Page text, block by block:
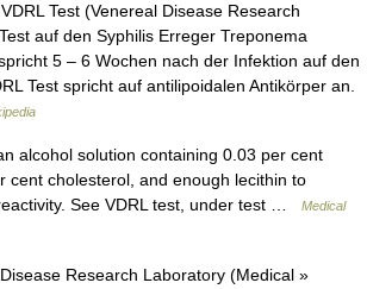
Test (Venereal Disease Research
auf den Syphilis Erreger Treponema
5 – 6 Wochen nach der Infektion auf den
Test spricht auf antilipoidalen Antikörper an.
alcohol solution containing 0.03 per cent
cent cholesterol, and enough lecithin to
See VDRL test, under test …
Medical
Research Laboratory (Medical »